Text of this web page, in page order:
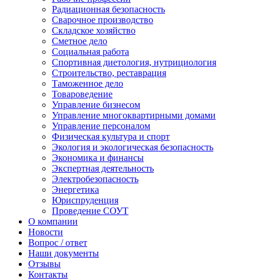
Радиационная безопасность
Сварочное производство
Складское хозяйство
Сметное дело
Социальная работа
Спортивная диетология, нутрициология
Строительство, реставрация
Таможенное дело
Товароведение
Управление бизнесом
Управление многоквартирными домами
Управление персоналом
Физическая культура и спорт
Экология и экологическая безопасность
Экономика и финансы
Экспертная деятельность
Электробезопасность
Энергетика
Юриспруденция
Проведение СОУТ
О компании
Новости
Вопрос / ответ
Наши документы
Отзывы
Контакты